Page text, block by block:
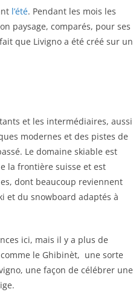
l’été. Pendant les mois les
paysage, comparés, pour ses
que Livigno a été créé sur un
et les intermédiaires, aussi
modernes et des pistes de
Le domaine skiable est
la frontière suisse et est
dont beaucoup reviennent
et du snowboard adaptés à
ici, mais il y a plus de
le Ghibinèt, une sorte
une façon de célébrer une